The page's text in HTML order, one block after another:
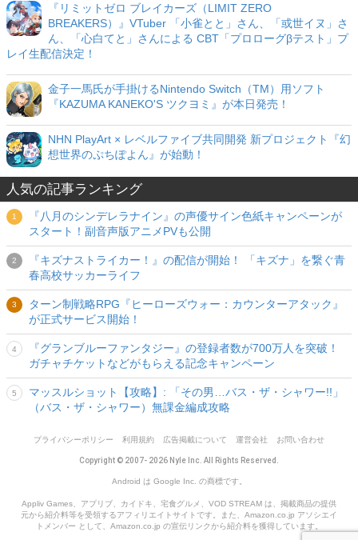
『リミットゼロ ブレイカーズ（LIMIT ZERO
BREAKERS）』VTuber 「小雀とと」さん、「或世イヌ」さ
ん、「心白てと」さんによる CBT「プロローグβテスト」プ
レイ生配信決定！
金子一馬氏が手掛けるNintendo Switch（TM）用ソフト
『KAZUMA KANEKO'S ツクヨミ』が本日発売！
NHN PlayArt × レベルファイブ共同開発 新プロジェクト『幻
想世界のぷちぽよん』が始動！
人気の記事ランキング
『八月のシンデレラナイン』の声優サイン色紙キャンペーンが
スタート！副音声版アニメPVも公開
『キズナストライカー！』の配信が開始！ 「キズナ」を繋ぐ青
春高校サッカーライフ
ターン制戦略RPG『ヒーローズウォー：カウンターアタック』
が正式サービス開始！
『グランブルーファンタジー』の登録者数が700万人を突破！
ガチャチケットなどがもらえる記念キャンペーン
マッスルショット【攻略】: 「その男…バス・ザ・シャワー!!」
（バス・ザ・シャワー）無課金編成攻略
プライバシーポリシー 利用規約 広告掲載について 運営会社 お問い合わせ
Copyright © 2007- 2026 Nyle Inc. All Rights Reserved.
Android は Google Inc. の商標です。
Appliv Games、アプリブ、カイドキ、宅食グルメ、VOD STREAM は、掲載商品の提供
元から紹介料等を受領するアフィリエイトサイトです。また、Amazon.co.jp アソシエイ
トメンバー として、Amazon.co.jp の宣伝リンクから紹介料を獲得しています。